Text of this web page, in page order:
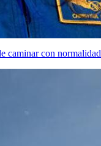
caminar con normalidad